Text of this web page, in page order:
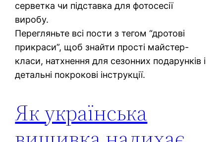
серветка чи підставка для фотосесії
виробу.
Перегляньте всі пости з тегом “дротові
прикраси”, щоб знайти прості майстер-
класи, натхнення для сезонних подарунків і
детальні покрокові інструкції.
Як українська